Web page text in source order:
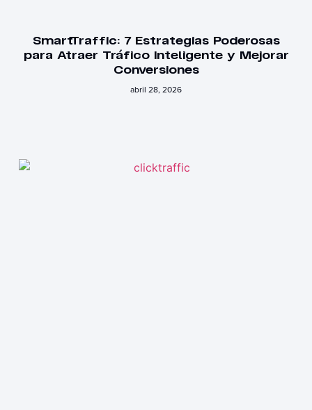
SmartTraffic: 7 Estrategias Poderosas
para Atraer Tráfico Inteligente y Mejorar
Conversiones
abril 28, 2026